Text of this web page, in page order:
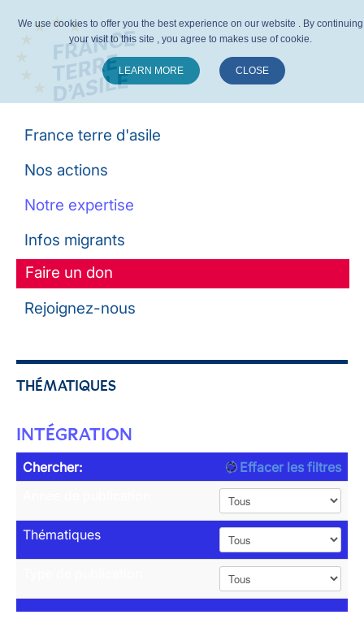
France terre d'asile
Nos actions
Notre expertise
Infos migrants
Faire un don
Rejoignez-nous
THÉMATIQUES
INTÉGRATION
Chercher:
Effacer les filtres
Thématiques
We use cookies to offer you the best experience on our website . By continuing
your visit to this site , you agree to makes use of cookie.
LEARN MORE CLOSE